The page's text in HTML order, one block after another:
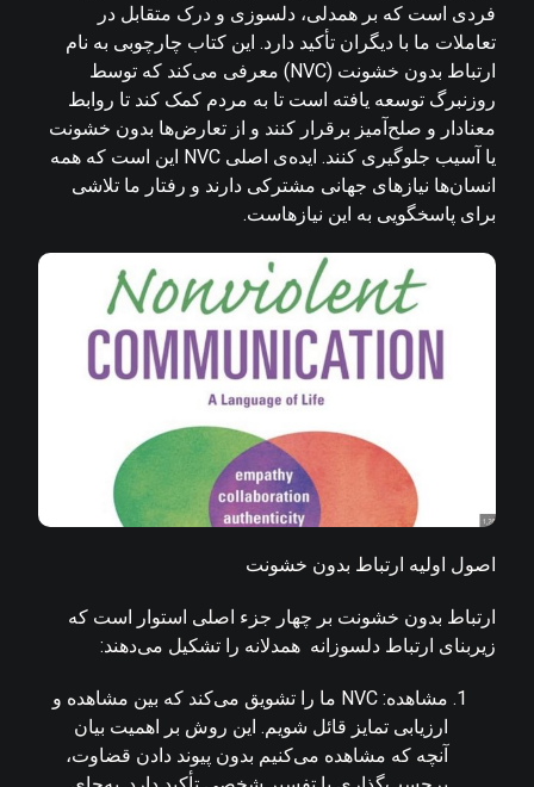
فردی است که بر همدلی، دلسوزی و درک متقابل در
تعاملات ما با دیگران تأکید دارد. این کتاب چارچوبی به نام
ارتباط بدون خشونت (NVC) معرفی می‌کند که توسط
روزنبرگ توسعه یافته است تا به مردم کمک کند تا روابط
معنادار و صلح‌آمیز برقرار کنند و از تعارض‌ها بدون خشونت
یا آسیب جلوگیری کنند. ایده‌ی اصلی NVC این است که همه
انسان‌ها نیازهای جهانی مشترکی دارند و رفتار ما تلاشی
برای پاسخگویی به این نیازهاست.
اصول اولیه ارتباط بدون خشونت
ارتباط بدون خشونت بر چهار جزء اصلی استوار است که
زیربنای ارتباط دلسوزانه همدلانه را تشکیل می‌دهند:
مشاهده: NVC ما را تشویق می‌کند که بین مشاهده و
ارزیابی تمایز قائل شویم. این روش بر اهمیت بیان
آنچه که مشاهده می‌کنیم بدون پیوند دادن قضاوت،